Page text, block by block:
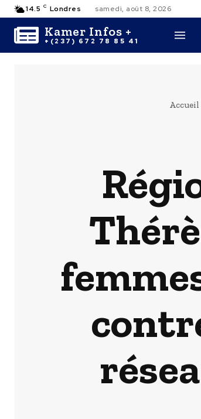
14.5 C Londres samedi, août 8, 2026
Kamer Infos +
+(237) 672 78 85 41
Accueil